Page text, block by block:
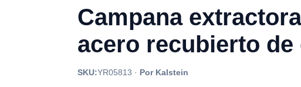
Campana
acero recubierto de
SKU:YR05813 · Por Kalstein